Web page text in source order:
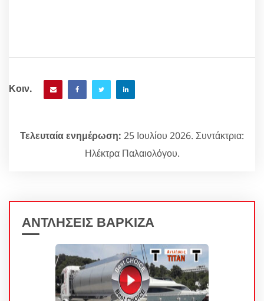
Κοιν.
Τελευταία ενημέρωση: 25 Ιουλίου 2026. Συντάκτρια:
Ηλέκτρα Παλαιολόγου.
ΑΝΤΛΗΣΕΙΣ ΒΑΡΚΙΖΑ